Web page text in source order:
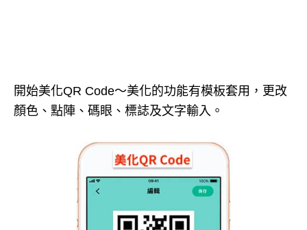
開始美化QR Code～美化的功能有模板套用，更改
顏色、點陣、碼眼、標誌及文字輸入。